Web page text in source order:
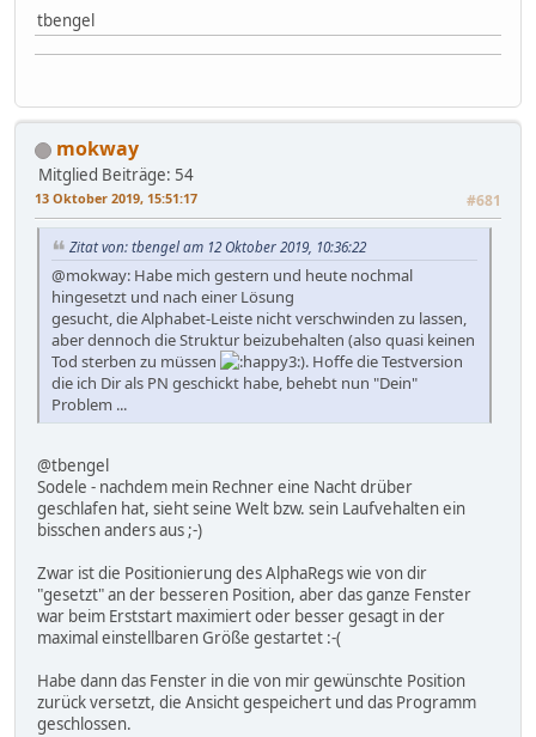
tbengel
mokway
Mitglied Beiträge: 54
13 Oktober 2019, 15:51:17 #681
Zitat von: tbengel am 12 Oktober 2019, 10:36:22
@mokway: Habe mich gestern und heute nochmal
hingesetzt und nach einer Lösung
gesucht, die Alphabet-Leiste nicht verschwinden zu lassen,
aber dennoch die Struktur beizubehalten (also quasi keinen
Tod sterben zu müssen
). Hoffe die Testversion
die ich Dir als PN geschickt habe, behebt nun "Dein"
Problem ...
@tbengel
Sodele - nachdem mein Rechner eine Nacht drüber
geschlafen hat, sieht seine Welt bzw. sein Laufvehalten ein
bisschen anders aus ;-)
Zwar ist die Positionierung des AlphaRegs wie von dir
"gesetzt" an der besseren Position, aber das ganze Fenster
war beim Erststart maximiert oder besser gesagt in der
maximal einstellbaren Größe gestartet :-(
Habe dann das Fenster in die von mir gewünschte Position
zurück versetzt, die Ansicht gespeichert und das Programm
geschlossen.